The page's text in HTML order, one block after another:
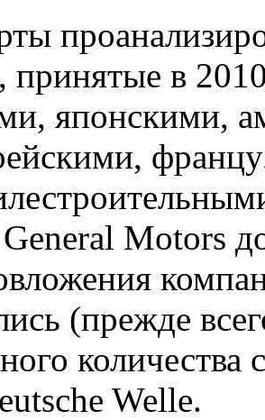
принятые в
японскими,
Motors
(прежде
Welle.